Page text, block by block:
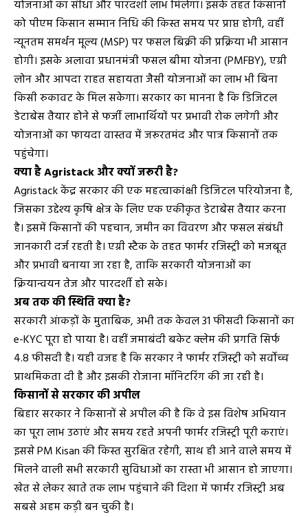
योजनाओं का सीधा और पारदर्शी लाभ मिलेगा। इसके तहत किसानों
को पीएम किसान सम्मान निधि की किस्त समय पर प्राप्त होगी, वहीं
न्यूनतम समर्थन मूल्य (MSP) पर फसल बिक्री की प्रक्रिया भी आसान
होगी। इसके अलावा प्रधानमंत्री फसल बीमा योजना (PMFBY), एग्री
लोन और आपदा राहत सहायता जैसी योजनाओं का लाभ भी बिना
किसी रुकावट के मिल सकेगा। सरकार का मानना है कि डिजिटल
डेटाबेस तैयार होने से फर्जी लाभार्थियों पर प्रभावी रोक लगेगी और
योजनाओं का फायदा वास्तव में जरूरतमंद और पात्र किसानों तक
पहुंचेगा।
क्या है Agristack और क्यों जरूरी है?
Agristack केंद्र सरकार की एक महत्वाकांक्षी डिजिटल परियोजना है,
जिसका उद्देश्य कृषि क्षेत्र के लिए एक एकीकृत डेटाबेस तैयार करना
है। इसमें किसानों की पहचान, जमीन का विवरण और फसल संबंधी
जानकारी दर्ज रहती है। एग्री स्टैक के तहत फार्मर रजिस्ट्री को मजबूत
और प्रभावी बनाया जा रहा है, ताकि सरकारी योजनाओं का
क्रियान्वयन तेज और पारदर्शी हो सके।
अब तक की स्थिति क्या है?
सरकारी आंकड़ों के मुताबिक, अभी तक केवल 31 फीसदी किसानों का
e-KYC पूरा हो पाया है। वहीं जमाबंदी बकेट क्लेम की प्रगति सिर्फ
4.8 फीसदी है। यही वजह है कि सरकार ने फार्मर रजिस्ट्री को सर्वोच्च
प्राथमिकता दी है और इसकी रोजाना मॉनिटरिंग की जा रही है।
किसानों से सरकार की अपील
बिहार सरकार ने किसानों से अपील की है कि वे इस विशेष अभियान
का पूरा लाभ उठाएं और समय रहते अपनी फार्मर रजिस्ट्री पूरी कराएं।
इससे PM Kisan की किस्त सुरक्षित रहेगी, साथ ही आने वाले समय में
मिलने वाली सभी सरकारी सुविधाओं का रास्ता भी आसान हो जाएगा।
खेत से लेकर खाते तक लाभ पहुंचाने की दिशा में फार्मर रजिस्ट्री अब
सबसे अहम कड़ी बन चुकी है।